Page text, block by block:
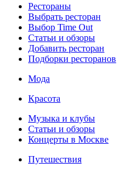
Рестораны
Выбрать ресторан
Выбор Time Out
Статьи и обзоры
Добавить ресторан
Подборки ресторанов
Мода
Красота
Музыка и клубы
Статьи и обзоры
Концерты в Москве
Путешествия